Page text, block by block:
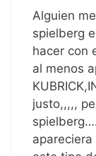
Alguien
spielberg
hacer con
al menos
justo,,,,,
apareciera